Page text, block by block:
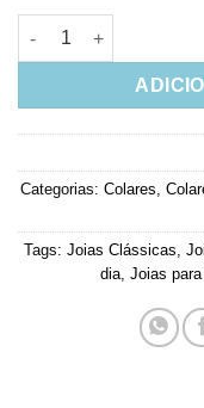
Colar Prata 925 Oval
Categorias: Colares,
Tags: Joias Clássicas,
dia, Joias